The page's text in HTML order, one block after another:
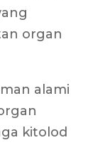
organ
alami
kitolod